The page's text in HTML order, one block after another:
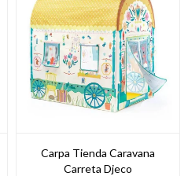
Carpa Tienda Caravana
Carreta Djeco